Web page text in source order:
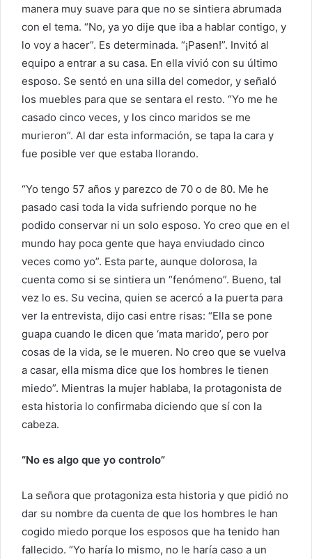
manera muy suave para que no se sintiera abrumada
con el tema. “No, ya yo dije que iba a hablar contigo, y
lo voy a hacer”. Es determinada. “¡Pasen!”. Invitó al
equipo a entrar a su casa. En ella vivió con su último
esposo. Se sentó en una silla del comedor, y señaló
los muebles para que se sentara el resto. “Yo me he
casado cinco veces, y los cinco maridos se me
murieron”. Al dar esta información, se tapa la cara y
fue posible ver que estaba llorando.
“Yo tengo 57 años y parezco de 70 o de 80. Me he
pasado casi toda la vida sufriendo porque no he
podido conservar ni un solo esposo. Yo creo que en el
mundo hay poca gente que haya enviudado cinco
veces como yo”. Esta parte, aunque dolorosa, la
cuenta como si se sintiera un “fenómeno”. Bueno, tal
vez lo es. Su vecina, quien se acercó a la puerta para
ver la entrevista, dijo casi entre risas: “Ella se pone
guapa cuando le dicen que ‘mata marido’, pero por
cosas de la vida, se le mueren. No creo que se vuelva
a casar, ella misma dice que los hombres le tienen
miedo”. Mientras la mujer hablaba, la protagonista de
esta historia lo confirmaba diciendo que sí con la
cabeza.
“No es algo que yo controlo”
La señora que protagoniza esta historia y que pidió no
dar su nombre da cuenta de que los hombres le han
cogido miedo porque los esposos que ha tenido han
fallecido. “Yo haría lo mismo, no le haría caso a un